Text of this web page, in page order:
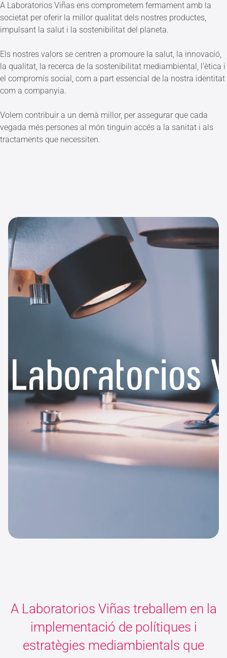
A Laboratorios Viñas ens comprometem fermament amb la
societat per oferir la millor qualitat dels nostres productes,
impulsant la salut i la sostenibilitat del planeta.
Els nostres valors se centren a promoure la salut, la innovació,
la qualitat, la recerca de la sostenibilitat mediambiental, l’ètica i
el compromís social, com a part essencial de la nostra identitat
com a companyia.
Volem contribuir a un demà millor, per assegurar que cada
vegada més persones al món tinguin accés a la sanitat i als
tractaments que necessiten.
A Laboratorios Viñas treballem en la
implementació de polítiques i
estratègies mediambientals que